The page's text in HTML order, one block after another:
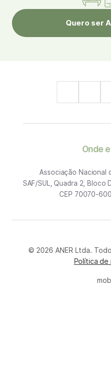
Quero ser
Onde
Associação Nacional
SAF/SUL, Quadra 2, Bloco
CEP 70070-600
© 2026 ANER Ltda.
Política de